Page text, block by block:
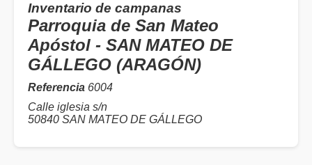
Inventario de campanas
Parroquia de San Mateo
Apóstol - SAN MATEO DE
GÁLLEGO (ARAGÓN)
Referencia 6004
Calle iglesia s/n
50840 SAN MATEO DE GÁLLEGO